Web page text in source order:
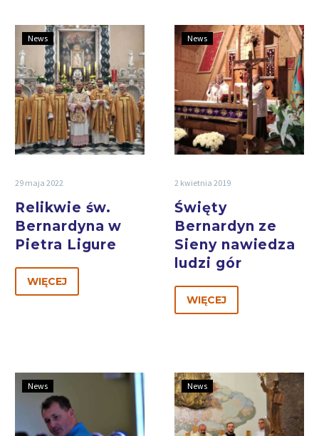
News
29 maja 2022
Relikwie św.
Bernardyna w
Pietra Ligure
WIĘCEJ
News
2 kwietnia 2019
Święty
Bernardyn ze
Sieny nawiedza
ludzi gór
WIĘCEJ
News News